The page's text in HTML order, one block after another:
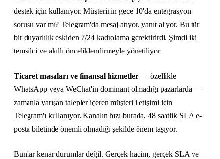
destek için kullanıyor. Müşterinin gece 10'da entegrasyon
sorusu var mı? Telegram'da mesaj atıyor, yanıt alıyor. Bu tür
bir duyarlılık eskiden 7/24 kadrolama gerektirirdi. Şimdi iki
temsilci ve akıllı önceliklendirmeyle yönetiliyor.
Ticaret masaları ve finansal hizmetler — özellikle
WhatsApp veya WeChat'in dominant olmadığı pazarlarda —
zamanla yarışan talepler içeren müşteri iletişimi için
Telegram'ı kullanıyor. Kanalın hızı burada, 48 saatlik SLA e-
posta biletinde önemli olmadığı şekilde önem taşıyor.
Bunlar kenar durumlar değil. Gerçek hacim, gerçek SLA ve